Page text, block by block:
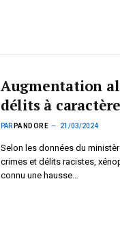
Augmentation
délits à
PAR PANDORE 21/03/2024
Selon les données du
crimes et délits racistes,
connu une hausse…